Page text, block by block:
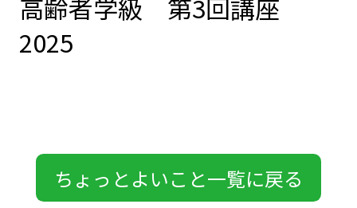
高齢者学級 第3回講座
2025
ちょっとよいこと一覧に戻る